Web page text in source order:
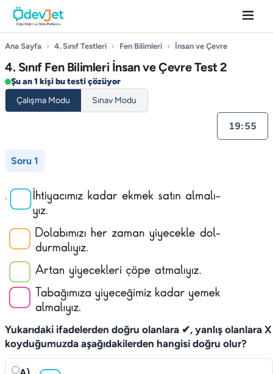
Ana Sayfa › 4. Sınıf Testleri › Fen Bilimleri › İnsan ve Çevre
4. Sınıf Fen Bilimleri İnsan ve Çevre Test 2
Şu an 1 kişi bu testi çözüyor
Çalışma Modu
Sınav Modu
19:55
Soru 1
Yukarıdaki ifadelerden doğru olanlara ✔, yanlış olanlara X
koyduğumuzda aşa­ğıdakilerden hangisi doğru olur?